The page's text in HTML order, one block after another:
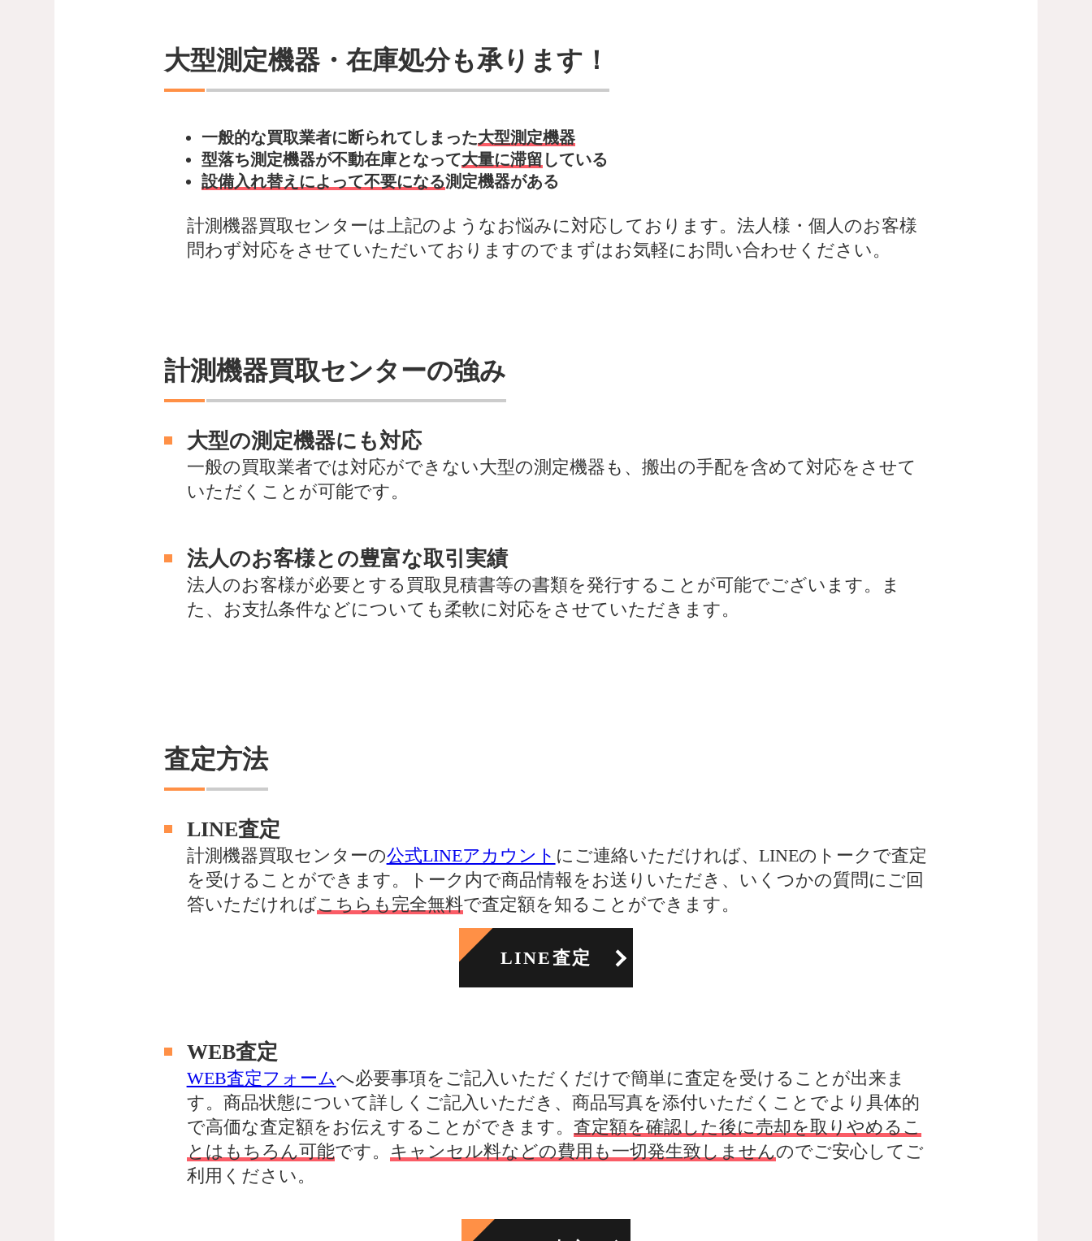
大型測定機器・在庫処分も承ります！
一般的な買取業者に断られてしまった大型測定機器
型落ち測定機器が不動在庫となって大量に滞留 している
設備入れ替えによって不要になる測定機器がある
計測機器買取センターは上記のようなお悩みに対応しております。法人様・個人のお客様
問わず対応をさせていただいておりますのでまずはお気軽にお問い合わせください。
計測機器買取センターの強み
大型の測定機器にも対応
一般の買取業者では対応ができない大型の測定機器も、搬出の手配を含めて対応をさせて
いただくことが可能です。
法人のお客様との豊富な取引実績
法人のお客様が必要とする買取見積書等の書類を発行することが可能でございます。ま
た、お支払条件などについても柔軟に対応をさせていただきます。
査定方法
LINE査定
計測機器買取センターの公式LINEアカウント にご連絡いただければ、LINEのトークで査定
を受けることができます。トーク内で商品情報をお送りいただき、いくつかの質問にご回
答いただければこちらも完全無料で査定額を知ることができます。
LINE査定
WEB査定
WEB査定フォームへ必要事項をご記入いただくだけで簡単に査定を受けることが出来ま
す。商品状態について詳しくご記入いただき、商品写真を添付いただくことでより具体的
で高価な査定額をお伝えすることができます。 査定額を確認した後に売却を取りやめるこ
とはもちろん可能です。 キャンセル料などの費用も一切発生致しませんのでご安心してご
利用ください。